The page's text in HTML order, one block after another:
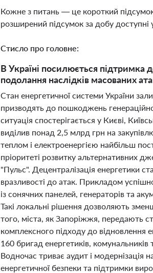
Кожне з питань — це короткий
розширений підсумок за добу доступні
Стисло про головне:
В Україні посилюється підтримка
подолання наслідків масованих
Стан енергетичної системи України
призводять до пошкоджень
ситуація спостерігається у Києві,
виділив понад 2,5 млрд грн на
теплом і електроенергією найбільш
пріоритеті розвитку альтернативних
"Пульс". Децентралізація енергетики
вразливості до атак. Прикладом
із сонячних панелей, генераторів та
Такі локальні рішення дозволяють
того, міста, як Запоріжжя, передають
комплексного підходу до відновлення
160 бригад енергетиків, комунальників
Водночас триває аудит і модернізація
енергетичної безпеки та підтримки